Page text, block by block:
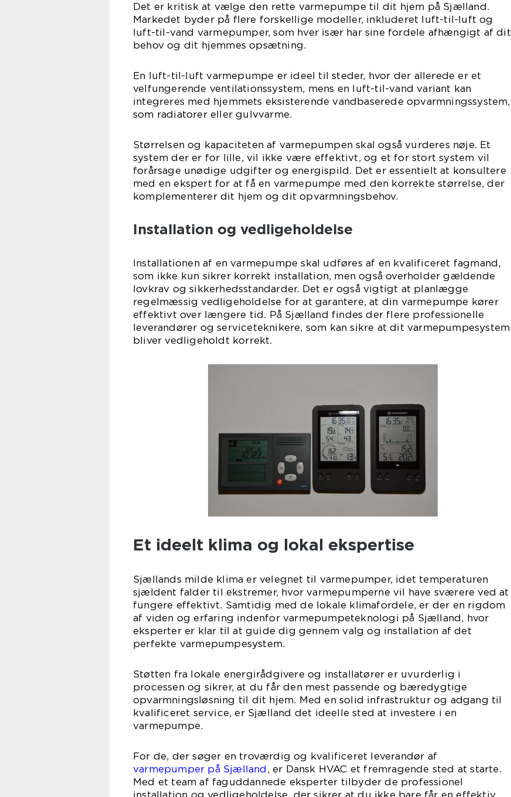
Det er kritisk at vælge den rette varmepumpe til dit hjem på Sjælland.
Markedet byder på flere forskellige modeller, inkluderet luft-til-luft og
luft-til-vand varmepumper, som hver især har sine fordele afhængigt af dit
behov og dit hjemmes opsætning.
En luft-til-luft varmepumpe er ideel til steder, hvor der allerede er et
velfungerende ventilationssystem, mens en luft-til-vand variant kan
integreres med hjemmets eksisterende vandbaserede opvarmningssystem,
som radiatorer eller gulvvarme.
Størrelsen og kapaciteten af varmepumpen skal også vurderes nøje. Et
system der er for lille, vil ikke være effektivt, og et for stort system vil
forårsage unødige udgifter og energispild. Det er essentielt at konsultere
med en ekspert for at få en varmepumpe med den korrekte størrelse, der
komplementerer dit hjem og dit opvarmningsbehov.
Installation og vedligeholdelse
Installationen af en varmepumpe skal udføres af en kvalificeret fagmand,
som ikke kun sikrer korrekt installation, men også overholder gældende
lovkrav og sikkerhedsstandarder. Det er også vigtigt at planlægge
regelmæssig vedligeholdelse for at garantere, at din varmepumpe kører
effektivt over længere tid. På Sjælland findes der flere professionelle
leverandører og serviceteknikere, som kan sikre at dit varmepumpesystem
bliver vedligeholdt korrekt.
Et ideelt klima og lokal ekspertise
Sjællands milde klima er velegnet til varmepumper, idet temperaturen
sjældent falder til ekstremer, hvor varmepumperne vil have sværere ved at
fungere effektivt. Samtidig med de lokale klimafordele, er der en rigdom
af viden og erfaring indenfor varmepumpeteknologi på Sjælland, hvor
eksperter er klar til at guide dig gennem valg og installation af det
perfekte varmepumpesystem.
Støtten fra lokale energirådgivere og installatører er uvurderlig i
processen og sikrer, at du får den mest passende og bæredygtige
opvarmningsløsning til dit hjem. Med en solid infrastruktur og adgang til
kvalificeret service, er Sjælland det ideelle sted at investere i en
varmepumpe.
For de, der søger en troværdig og kvalificeret leverandør af
varmepumper på Sjælland , er Dansk HVAC et fremragende sted at starte.
Med et team af faguddannede eksperter tilbyder de professionel